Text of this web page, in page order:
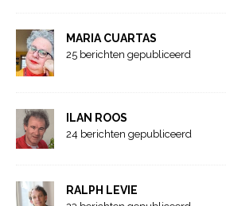
MARIA CUARTAS
25 berichten gepubliceerd
ILAN ROOS
24 berichten gepubliceerd
RALPH LEVIE